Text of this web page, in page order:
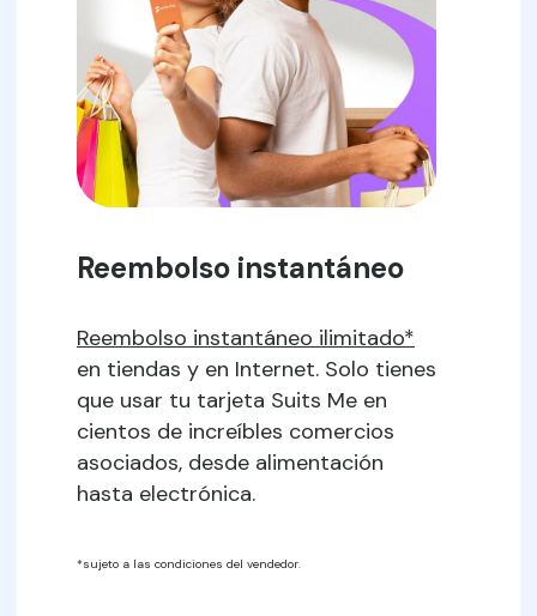
Reembolso instantáneo
Reembolso instantáneo ilimitado*
en tiendas y en Internet. Solo tienes
que usar tu tarjeta Suits Me en
cientos de increíbles comercios
asociados, desde alimentación
hasta electrónica.
*sujeto a las condiciones del vendedor.